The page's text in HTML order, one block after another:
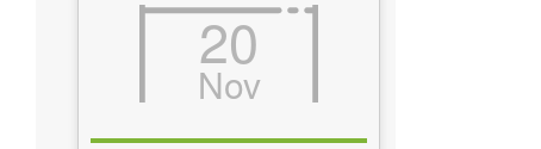
20
Nov